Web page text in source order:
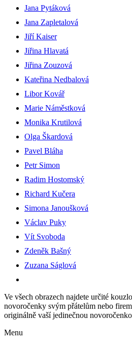
Jana Pytáková
Jana Zapletalová
Jiří Kaiser
Jiřina Hlavatá
Jiřina Zouzová
Kateřina Nedbalová
Libor Kovář
Marie Náměstková
Monika Krutilová
Olga Škardová
Pavel Bláha
Petr Simon
Radim Hostomský
Richard Kučera
Simona Janoušková
Václav Puky
Vít Svoboda
Zdeněk Bašný
Zuzana Ságlová
Ve všech obrazech najdete určité
novoročenky svým přátelům nebo
originálně vaší jedinečnou
Menu